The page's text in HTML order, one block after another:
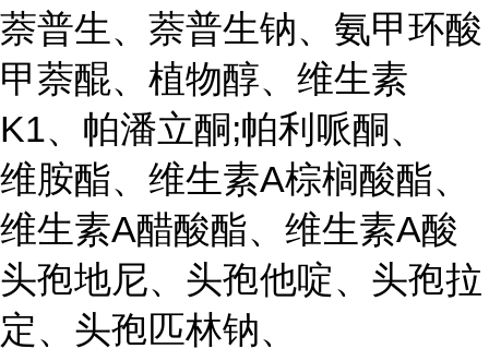
萘普生、萘普生钠、氨甲环酸
甲萘醌、植物醇、维生素
K1、帕潘立酮;帕利哌酮、
维胺酯、维生素A棕榈酸酯、
维生素A醋酸酯、维生素A酸
头孢地尼、头孢他啶、头孢拉
定、头孢匹林钠、